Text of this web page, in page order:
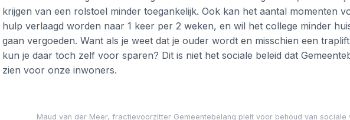
krijgen van een rolstoel minder toegankelijk. Ook kan het aantal momenten
hulp verlaagd worden naar 1 keer per 2 weken, en wil het college minder
gaan vergoeden. Want als je weet dat je ouder wordt en misschien een
kun je daar toch zelf voor sparen? Dit is niet het sociale beleid dat
zien voor onze inwoners.
Maud van der Meer, fractievoorzitter Gemeentebelang pleit voor behoud van sociale